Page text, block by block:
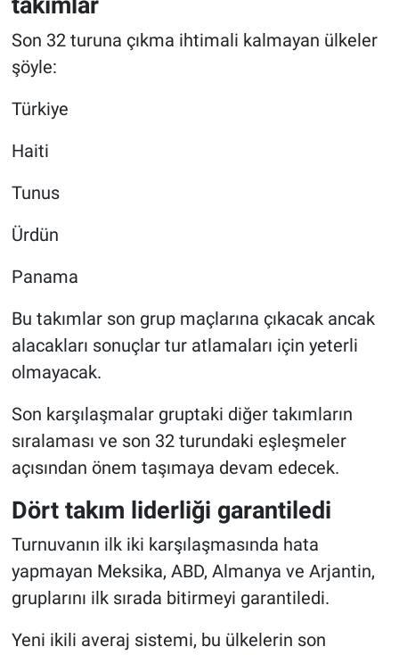
Son 32 turuna çıkma ihtimali kalmayan ülkeler
şöyle:
Türkiye
Haiti
Tunus
Ürdün
Panama
Bu takımlar son grup maçlarına çıkacak ancak
alacakları sonuçlar tur atlamaları için yeterli
olmayacak.
Son karşılaşmalar gruptaki diğer takımların
sıralaması ve son 32 turundaki eşleşmeler
açısından önem taşımaya devam edecek.
Dört takım liderliği garantiledi
Turnuvanın ilk iki karşılaşmasında hata
yapmayan Meksika, ABD, Almanya ve Arjantin,
gruplarını ilk sırada bitirmeyi garantiledi.
Yeni ikili averaj sistemi, bu ülkelerin son